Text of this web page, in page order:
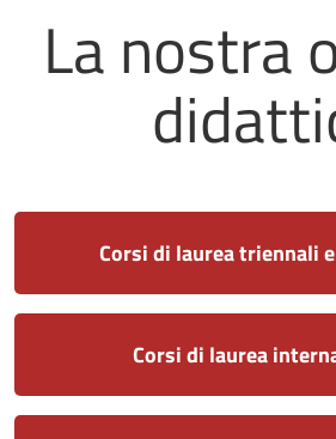
La nostra
Corsi di laurea triennali
Corsi di laurea